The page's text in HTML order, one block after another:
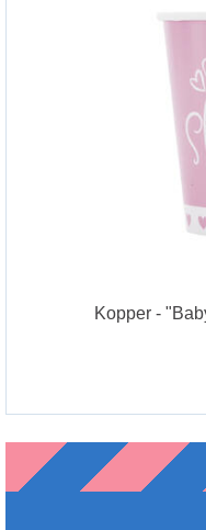
Kopper -